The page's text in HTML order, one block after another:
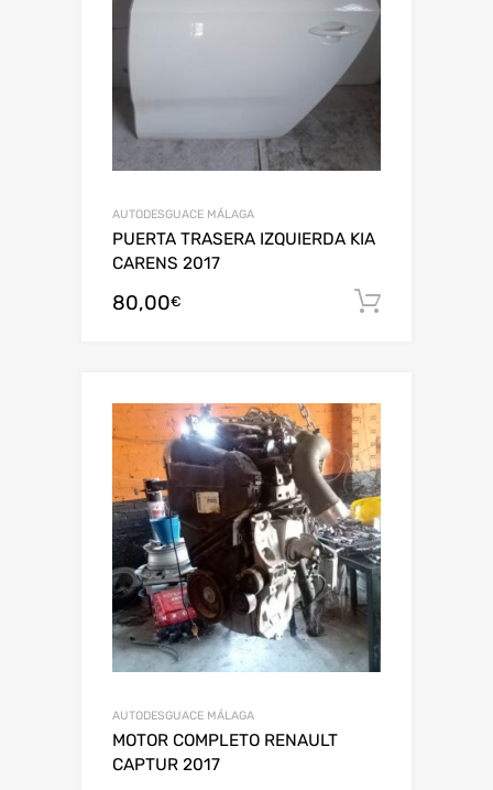
AUTODESGUACE MÁLAGA
PUERTA TRASERA IZQUIERDA KIA
CARENS 2017
80,00€
AUTODESGUACE MÁLAGA
MOTOR COMPLETO RENAULT
CAPTUR 2017